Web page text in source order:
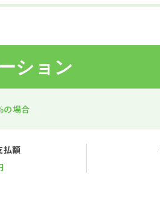
ション
の場合
払額